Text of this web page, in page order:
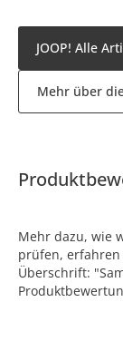
JOOP! Alle
Mehr über
Mehr dazu, wie
prüfen,
Überschrift: